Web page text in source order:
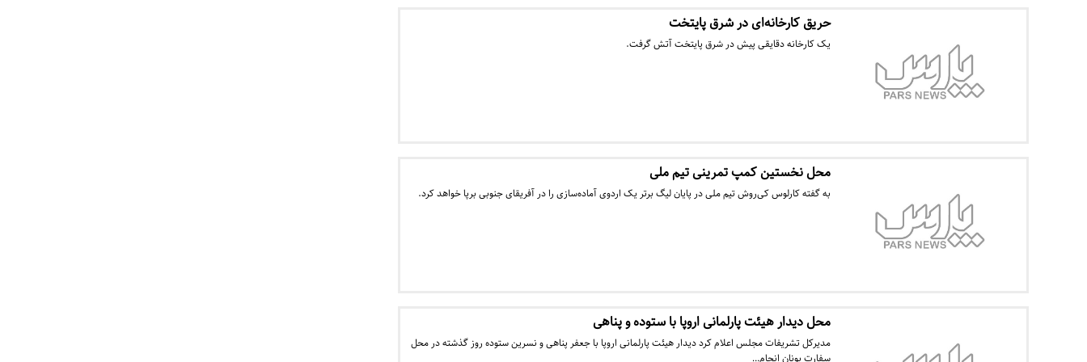
حریق کارخانه‌ای در شرق پایتخت
یک کارخانه دقایقی پیش در شرق پایتخت آتش‌ گرفت.
محل نخستین کمپ تمرینی تیم ملی
به گفته کارلوس کی‌روش تیم ملی در پایان لیگ برتر یک اردوی آماده‌سازی را در آفریقای جنوبی برپا خواهد کرد.
محل دیدار هیئت پارلمانی اروپا با ستوده و پناهی
مدیرکل تشریفات مجلس اعلام کرد دیدار هیئت پارلمانی اروپا با جعفر پناهی و نسرین ستوده روز گذشته در محل
سفارت یونان انجام…